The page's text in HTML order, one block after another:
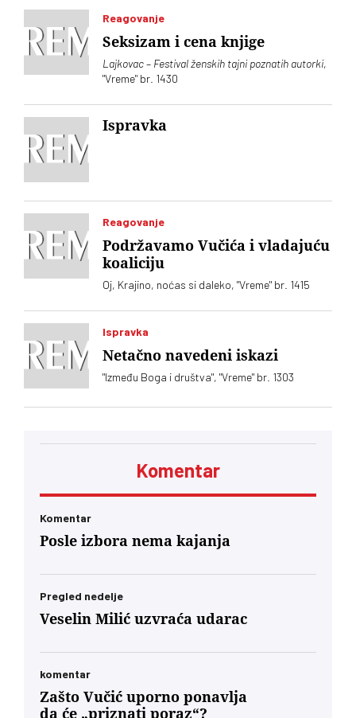
Reagovanje
Seksizam i cena knjige
Lajkovac– Festival ženskih tajni poznatih autorki,
"Vreme" br. 1430
Ispravka
Reagovanje
Podržavamo Vučića i vladajuću
koaliciju
Oj, Krajino, noćas si daleko, "Vreme" br. 1415
Ispravka
Netačno navedeni iskazi
"Između Boga i društva", "Vreme" br. 1303
Komentar
Komentar
Posle izbora nema kajanja
Pregled nedelje
Veselin Milić uzvraća udarac
komentar
Zašto Vučić uporno ponavlja
da će „priznati poraz“?